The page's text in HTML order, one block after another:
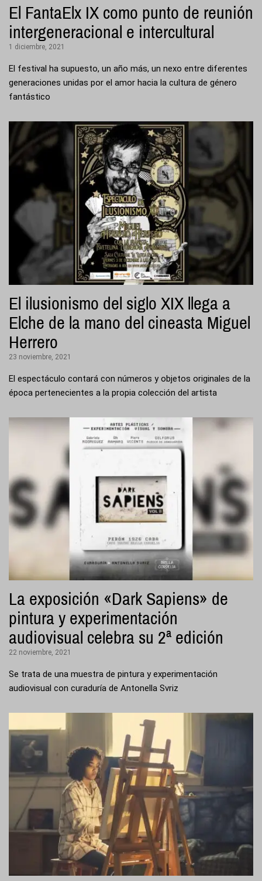
El FantaElx IX como punto de reunión
intergeneracional e intercultural
1 diciembre, 2021
El festival ha supuesto, un año más, un nexo entre diferentes
generaciones unidas por el amor hacia la cultura de género
fantástico
El ilusionismo del siglo XIX llega a
Elche de la mano del cineasta Miguel
Herrero
23 noviembre, 2021
El espectáculo contará con números y objetos originales de la
época pertenecientes a la propia colección del artista
La exposición «Dark Sapiens» de
pintura y experimentación
audiovisual celebra su 2ª edición
22 noviembre, 2021
Se trata de una muestra de pintura y experimentación
audiovisual con curaduría de Antonella Svriz